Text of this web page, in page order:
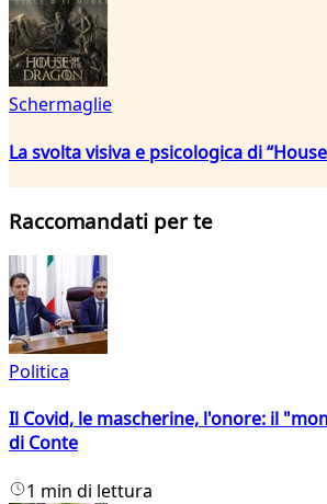
Schermaglie
La svolta visiva e psicologica di
Raccomandati per te
Politica
Il Covid, le mascherine, l'onore: il
di Conte
1 min di lettura